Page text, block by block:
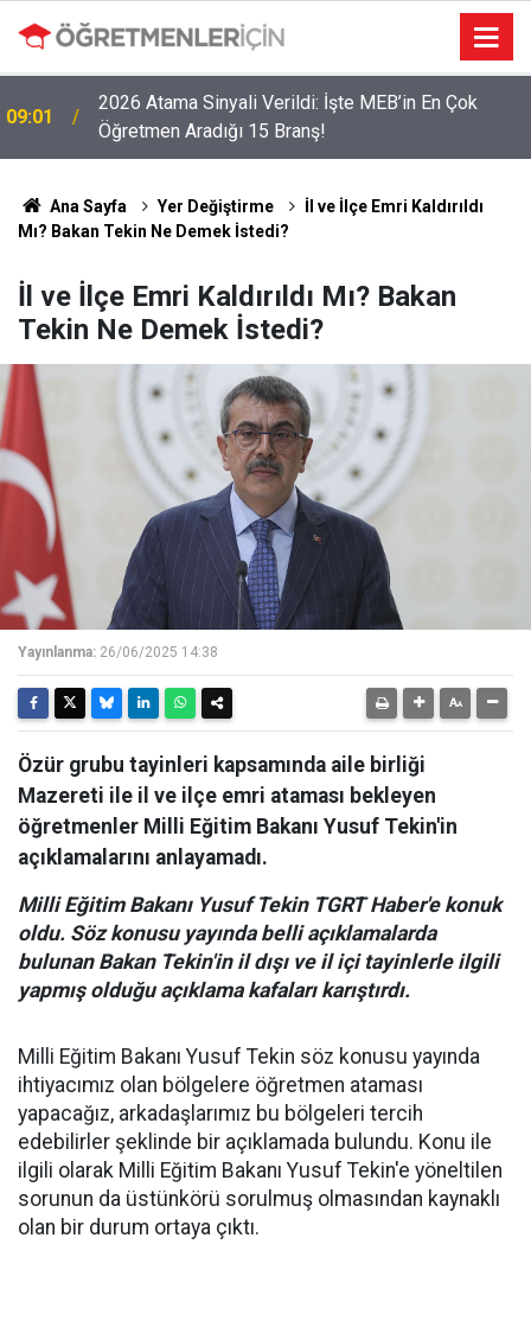
19:00
LGS Nakillerinde Büyük Risk: Gözde Liselerde
Kontenjanlar Bitti, Rekabet Tavan Yaptı!
Ana Sayfa Yer Değiştirme
İl ve İlçe Emri Kaldırıldı
Mı? Bakan Tekin Ne Demek İstedi?
İl ve İlçe Emri Kaldırıldı Mı? Bakan
Tekin Ne Demek İstedi?
Yayınlanma: 26/06/2025 14:38
Özür grubu tayinleri kapsamında aile birliği
Mazereti ile il ve ilçe emri ataması bekleyen
öğretmenler Milli Eğitim Bakanı Yusuf Tekin'in
açıklamalarını anlayamadı.
Milli Eğitim Bakanı Yusuf Tekin TGRT Haber'e konuk
oldu. Söz konusu yayında belli açıklamalarda
bulunan Bakan Tekin'in il dışı ve il içi tayinlerle ilgili
yapmış olduğu açıklama kafaları karıştırdı.
Milli Eğitim Bakanı Yusuf Tekin söz konusu yayında
ihtiyacımız olan bölgelere öğretmen ataması
yapacağız, arkadaşlarımız bu bölgeleri tercih
edebilirler şeklinde bir açıklamada bulundu. Konu ile
ilgili olarak Milli Eğitim Bakanı Yusuf Tekin'e yöneltilen
sorunun da üstünkörü sorulmuş olmasından kaynaklı
olan bir durum ortaya çıktı.